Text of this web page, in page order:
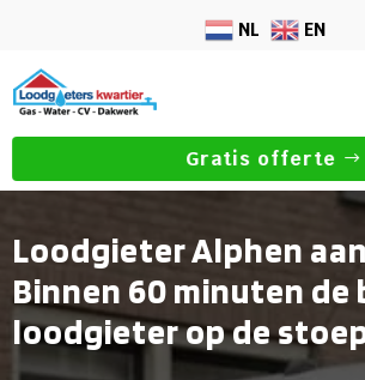
NL EN
Gratis offerte
Loodgieter Alphen
Binnen 60 minuten de
loodgieter op de